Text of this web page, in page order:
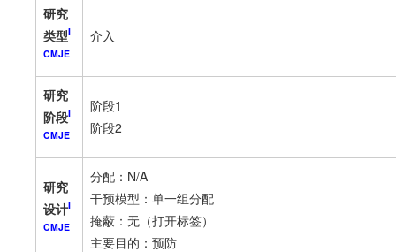
研究
类型I
CMJE
介入
研究
阶段I
CMJE
阶段1
阶段2
研究
设计I
CMJE
分配：N/A
干预模型：单一组分配
掩蔽：无（打开标签）
主要目的：预防